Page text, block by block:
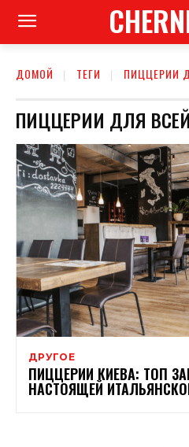
ДОМОЙ ТЕГИ ПИЦЦЕРИИ
ПИЦЦЕРИИ ДЛЯ
ДРУГОЕ
ПИЦЦЕРИИ КИЕВА: ТОП
НАСТОЯЩЕЙ